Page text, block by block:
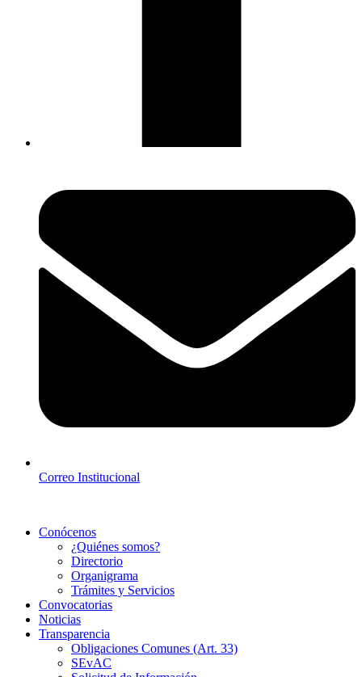
Correo Institucional
Conócenos
¿Quiénes somos?
Directorio
Organigrama
Trámites y Servicios
Convocatorias
Noticias
Transparencia
Obligaciones Comunes (Art. 33)
SEvAC